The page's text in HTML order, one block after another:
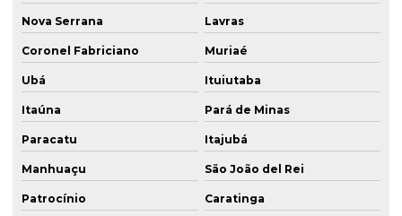
Nova Serrana Lavras
Coronel Fabriciano Muriaé
Ubá Ituiutaba
Itaúna Pará de Minas
Paracatu Itajubá
Manhuaçu São João del Rei
Patrocínio Caratinga